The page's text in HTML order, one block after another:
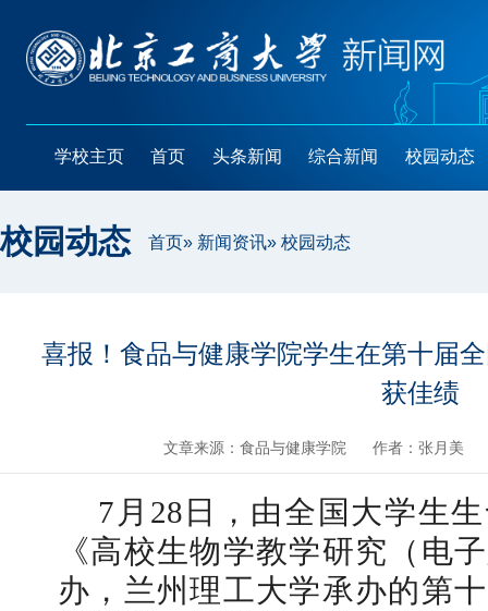
学校主页 首页 头条新闻 综合新闻 校园动态
校园动态 首页» 新闻资讯» 校园动态
喜报！食品与健康学院学生在第十届
获佳绩
文章来源：食品与健康学院 作者：张月美
7月28日，由全国大学生
《高校生物学教学研究（电
办，兰州理工大学承办的第